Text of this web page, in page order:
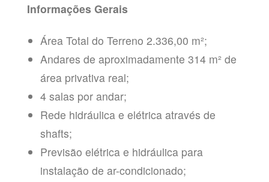
Informações Gerais
Área Total do Terreno 2.336,00 m²;
Andares de aproximadamente 314 m² de
área privativa real;
4 salas por andar;
Rede hidráulica e elétrica através de
shafts;
Previsão elétrica e hidráulica para
instalação de ar-condicionado;